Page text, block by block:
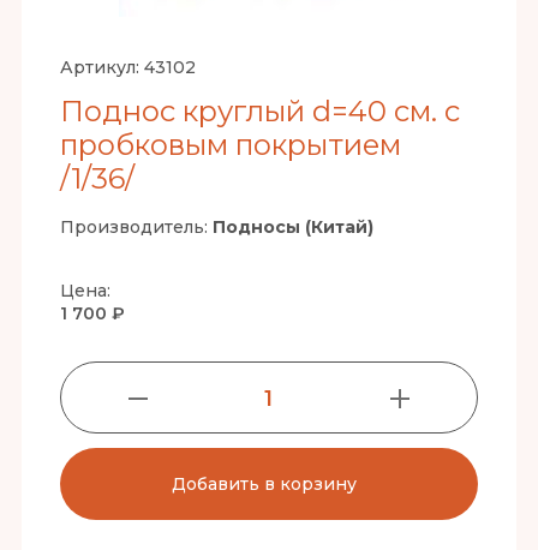
Артикул: 43102
Поднос круглый d=40 см. с
пробковым покрытием
/1/36/
Производитель: Подносы (Китай)
Цена:
1 700 ₽
1
Добавить в корзину